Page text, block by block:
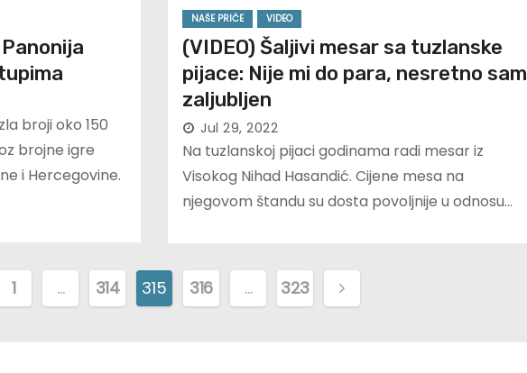
broji oko 150
brojne igre
i Hercegovine.
NAŠE PRIČE VIDEO
(VIDEO) Šaljivi mesar sa tuzlanske
pijace: Nije mi do para, nesretno sam
zaljubljen
Jul 29, 2022
Na tuzlanskoj pijaci godinama radi mesar iz
Visokog Nihad Hasandić. Cijene mesa na
njegovom štandu su dosta povoljnije u odnosu…
1 … 314 315 316 … 323